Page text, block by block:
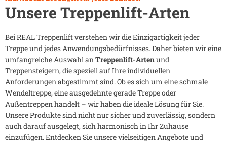
Unsere Treppenlift-Arten
Bei REAL Treppenlift verstehen wir die Einzigartigkeit jeder
Treppe und jedes Anwendungsbedürfnisses. Daher bieten wir eine
umfangreiche Auswahl anTreppenlift-Artenund
Treppensteigern, die speziell auf Ihre individuellen
Anforderungen abgestimmt sind. Ob es sich um eine schmale
Wendeltreppe, eine ausgedehnte gerade Treppe oder
Außentreppen handelt – wir haben die ideale Lösung für Sie.
Unsere Produkte sind nicht nur sicher und zuverlässig, sondern
auch darauf ausgelegt, sich harmonisch in Ihr Zuhause
einzufügen. Entdecken Sie unsere vielseitigen Angebote und